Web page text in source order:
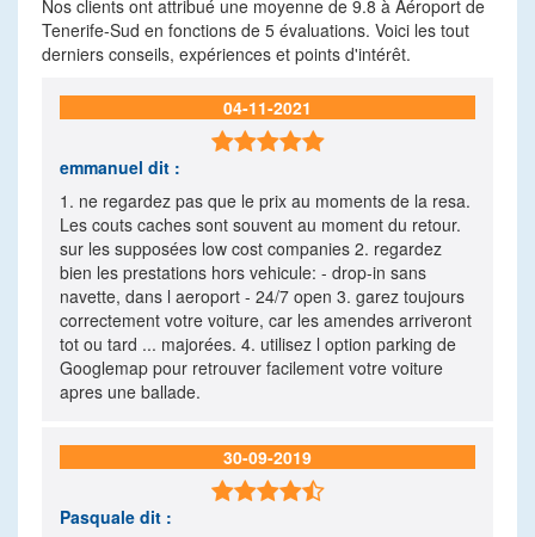
Nos clients ont attribué une moyenne de 9.8 à Aéroport de
Tenerife-Sud en fonctions de 5 évaluations. Voici les tout
derniers conseils, expériences et points d'intérêt.
04-11-2021

emmanuel dit :
1. ne regardez pas que le prix au moments de la resa.
Les couts caches sont souvent au moment du retour.
sur les supposées low cost companies 2. regardez
bien les prestations hors vehicule: - drop-in sans
navette, dans l aeroport - 24/7 open 3. garez toujours
correctement votre voiture, car les amendes arriveront
tot ou tard ... majorées. 4. utilisez l option parking de
Googlemap pour retrouver facilement votre voiture
apres une ballade.
30-09-2019

Pasquale dit :